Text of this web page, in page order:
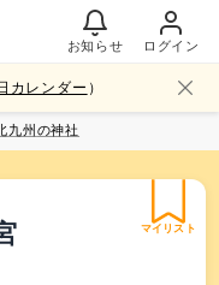
お知らせ ログイン
カレンダー ）
九州 の神社
マイリスト